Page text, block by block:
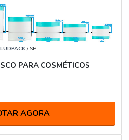
LUDPACK / SP
PARA COSMÉTICOS
AGORA